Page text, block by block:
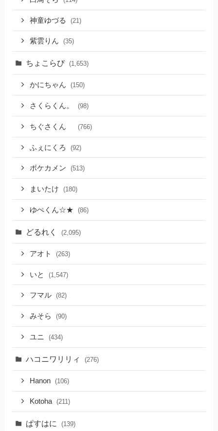
神童ゆづる (21)
紫雲りん (35)
ちょこらび (1,653)
かにちゃん (150)
さくらくん。 (98)
ちぐさくん (766)
ふぇにくろ (92)
ポケカメン (513)
まいたけ (180)
ゆぺくん☆★ (86)
どるれく (2,095)
アオト (263)
いと (1,547)
フマル (82)
みそら (90)
ユニ (434)
ハコニワリリィ (276)
Hanon (106)
Kotoha (211)
ぱすはに (139)